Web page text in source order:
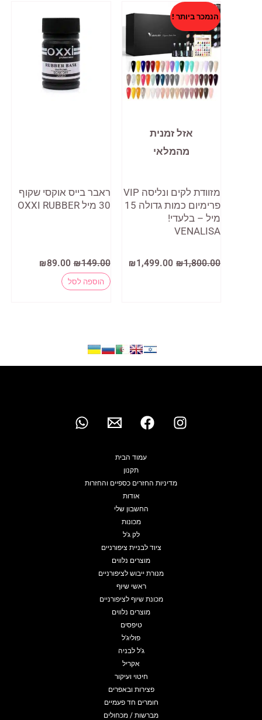
הנמכר ביותר !
אזל זמנית
מהמלאי
מזוודת לקים ונליסה VIP
פרימיום כמות גדולה 15
מיל – בלעדי!
VENALISA
₪1,800.00
המחיר
המקורי
₪1,499.00
המחיר
הנוכחי
הוא:
₪1,499.00.
ראבר בייס אוקסי שקוף
30 מיל OXXI RUBBER
₪149.00
המחיר
המקורי
היה:
₪149.00.
₪89.00
הוספה לסל
עמוד הבית
תקנון
מדיניות החזרים כספיים והחזרות
אודות
החשבון שלי
מכונות
לק ג'ל
ציוד לבניית ציפורניים
מוצרים נלווים
מנורת ייבוש לציפורניים
ראשי שיוף
מכונת שיוף לציפורניים
מוצרים נלווים
טיפסים
פוליג'ל
ג'ל לבניה
אקריל
חיטוי ועיקור
פצירות ובאפרים
חומרים חד פעמיים
מברשות / מכחולים